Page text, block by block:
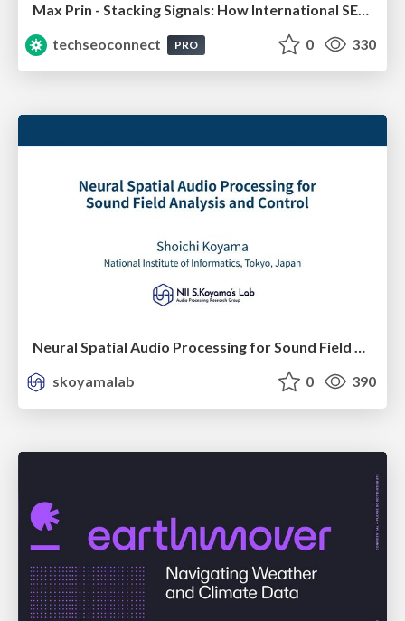
Max Prin - Stacking Signals: How International SEO Comes Together (And Falls Apart)
techseoconnect
PRO 0 330
skoyamalab
0 390